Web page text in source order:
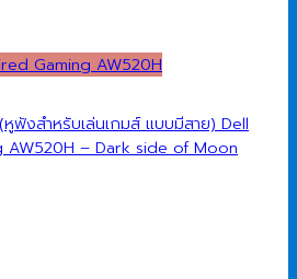
งสำหรับเล่นเกมส์ แบบมีสาย) Dell
AW520H – Dark side of Moon